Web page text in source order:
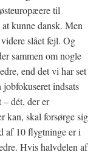
til
kunne dansk. Men
slået fejl. Og
sammen om nogle
end det vi har set
indsats
dét, der er
kan, skal forsørge sig
af 10 flygtninge er i
Hvis halvdelen af